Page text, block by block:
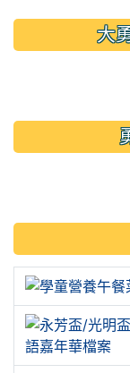
大
語嘉年華檔案